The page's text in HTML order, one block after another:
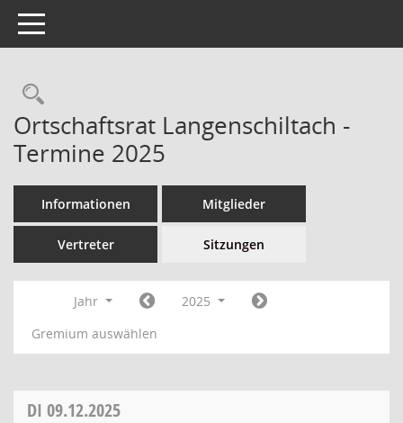
Toggle navigation
Ortschaftsrat Langenschiltach -
Termine 2025
Informationen Mitglieder
Vertreter Sitzungen
Jahr
2025
Gremium auswählen
DI 09.12.2025